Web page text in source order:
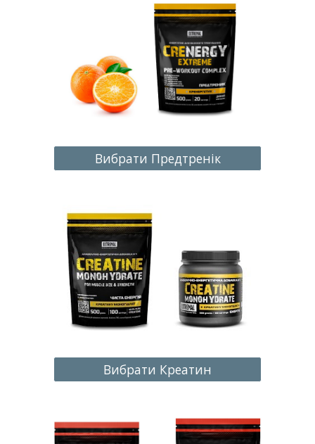
Вибрати Предтренік
Вибрати Креатин